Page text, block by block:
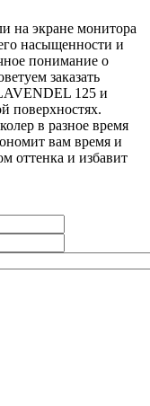
на экране монитора
насыщенности и
понимание о
заказать
125 и
поверхностях.
в разное время
вам время и
оттенка и избавит